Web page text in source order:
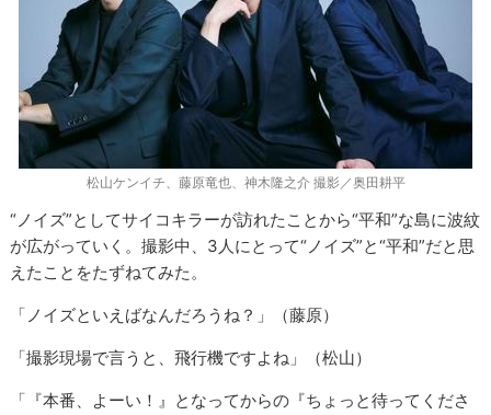
松山ケンイチ、藤原竜也、神木隆之介 撮影／奥田耕平
“ノイズ”としてサイコキラーが訪れたことから“平和”な島に波紋
が広がっていく。撮影中、3人にとって“ノイズ”と“平和”だと思
えたことをたずねてみた。
「ノイズといえばなんだろうね？」（藤原）
「撮影現場で言うと、飛行機ですよね」（松山）
「『本番、よーい！』となってからの『ちょっと待ってくださ